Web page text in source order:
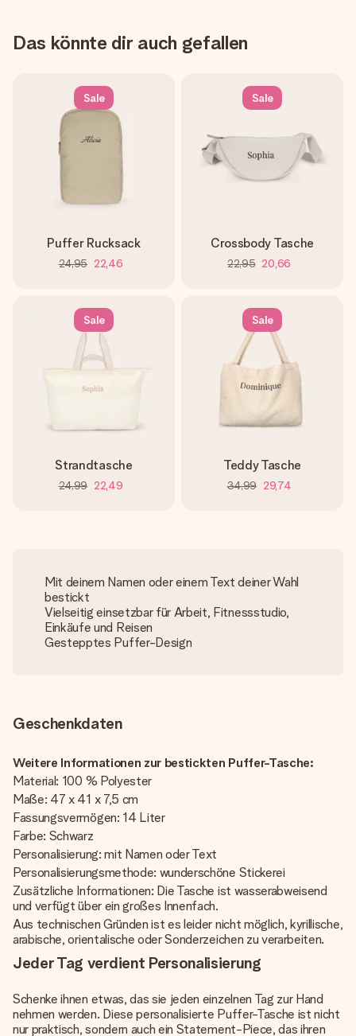
Das könnte dir auch gefallen
Sale
Puffer Rucksack
24,95 22,46
Sale
Crossbody Tasche
22,95 20,66
Sale
Strandtasche
24,99 22,49
Sale
Teddy Tasche
34,99 29,74
Mit deinem Namen oder einem Text deiner Wahl
bestickt
Vielseitig einsetzbar für Arbeit, Fitnessstudio,
Einkäufe und Reisen
Gestepptes Puffer-Design
Geschenkdaten
Weitere Informationen zur bestickten Puffer-Tasche:
Material: 100 % Polyester
Maße: 47 x 41 x 7,5 cm
Fassungsvermögen: 14 Liter
Farbe: Schwarz
Personalisierung: mit Namen oder Text
Personalisierungsmethode: wunderschöne Stickerei
Zusätzliche Informationen: Die Tasche ist wasserabweisend
und verfügt über ein großes Innenfach.
Aus technischen Gründen ist es leider nicht möglich, kyrillische,
arabische, orientalische oder Sonderzeichen zu verarbeiten.
Jeder Tag verdient Personalisierung
Schenke ihnen etwas, das sie jeden einzelnen Tag zur Hand
nehmen werden. Diese personalisierte Puffer-Tasche ist nicht
nur praktisch, sondern auch ein Statement-Piece, das ihren